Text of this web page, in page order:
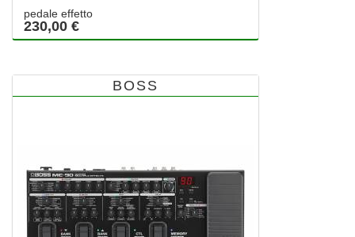
pedale effetto
230,00 €
BOSS